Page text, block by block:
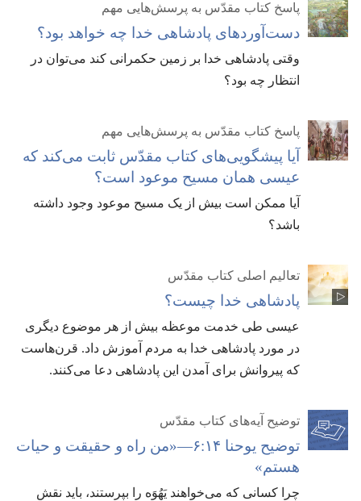
پاسخ کتاب مقدّس به پرسش‌هایی مهم
دست‌آوردهای پادشاهی خدا چه خواهد بود؟‏
وقتی پادشاهی خدا بر زمین حکمرانی کند می‌توان در
انتظار چه بود؟‏
پاسخ کتاب مقدّس به پرسش‌هایی مهم
آیا پیشگویی‌های کتاب مقدّس ثابت می‌کند که
عیسی همان مسیح موعود است؟‏
آیا ممکن است بیش از یک مسیح موعود وجود داشته
باشد؟‏
تعالیم اصلی کتاب مقدّس
پادشاهی خدا چیست؟‏
عیسی طی خدمت موعظه بیش از هر موضوع دیگری
در مورد پادشاهی خدا به مردم آموزش داد.‏ قرن‌هاست
که پیروانش برای آمدن این پادشاهی دعا می‌کنند.‏
توضیح آیه‌های کتاب مقدّس
توضیح یوحنا ۱۴:‏۶—‏«من راه و حقیقت و حیات
هستم»‏
چرا کسانی که می‌خواهند یَهُوَه را بپرستند،‏ باید نقش